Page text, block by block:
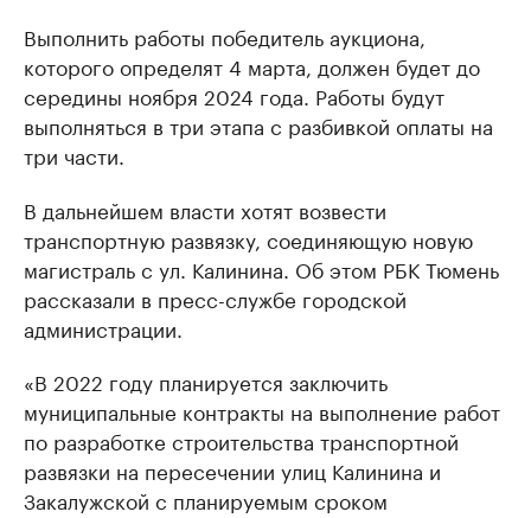
Выполнить работы победитель аукциона,
которого определят 4 марта, должен будет до
середины ноября 2024 года. Работы будут
выполняться в три этапа с разбивкой оплаты на
три части.
В дальнейшем власти хотят возвести
транспортную развязку, соединяющую новую
магистраль с ул. Калинина. Об этом РБК Тюмень
рассказали в пресс-службе городской
администрации.
«В 2022 году планируется заключить
муниципальные контракты на выполнение работ
по разработке строительства транспортной
развязки на пересечении улиц Калинина и
Закалужской с планируемым сроком